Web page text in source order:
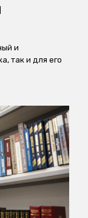
и
так и для его